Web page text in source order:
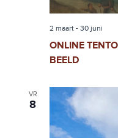
2 maart- 30 juni
ONLINE
BEELD
VR
8